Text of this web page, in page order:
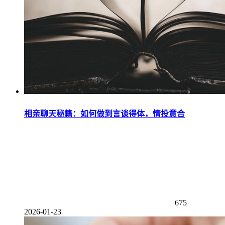
相亲聊天秘籍：如何做到言谈得体，情投意合
675
2026-01-23